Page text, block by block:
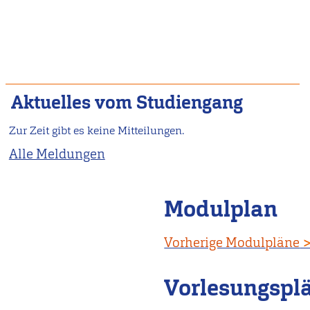
Aktuelles vom Studiengang
Zur Zeit gibt es keine Mitteilungen.
Alle Meldungen
Modulplan
Vorherige Modulpläne